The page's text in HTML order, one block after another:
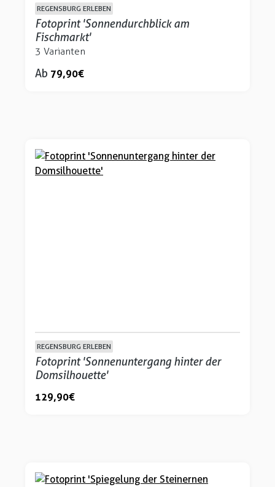
REGENSBURG ERLEBEN
Fotoprint 'Sonnendurchblick am
Fischmarkt'
3 Varianten
Ab 79,90 €
REGENSBURG ERLEBEN
Fotoprint 'Sonnenuntergang hinter der
Domsilhouette'
129,90 €